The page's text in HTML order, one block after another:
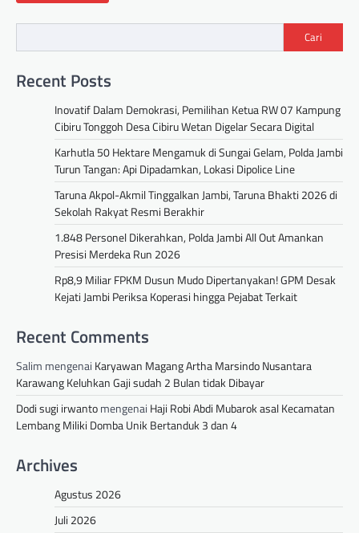
Cari
Recent Posts
Inovatif Dalam Demokrasi, Pemilihan Ketua RW 07 Kampung
Cibiru Tonggoh Desa Cibiru Wetan Digelar Secara Digital
Karhutla 50 Hektare Mengamuk di Sungai Gelam, Polda Jambi
Turun Tangan: Api Dipadamkan, Lokasi Dipolice Line
Taruna Akpol-Akmil Tinggalkan Jambi, Taruna Bhakti 2026 di
Sekolah Rakyat Resmi Berakhir
1.848 Personel Dikerahkan, Polda Jambi All Out Amankan
Presisi Merdeka Run 2026
Rp8,9 Miliar FPKM Dusun Mudo Dipertanyakan! GPM Desak
Kejati Jambi Periksa Koperasi hingga Pejabat Terkait
Recent Comments
Salim mengenai Karyawan Magang Artha Marsindo Nusantara
Karawang Keluhkan Gaji sudah 2 Bulan tidak Dibayar
Dodi sugi irwantomengenai Haji Robi Abdi Mubarok asal Kecamatan
Lembang Miliki Domba Unik Bertanduk 3 dan 4
Archives
Agustus 2026
Juli 2026